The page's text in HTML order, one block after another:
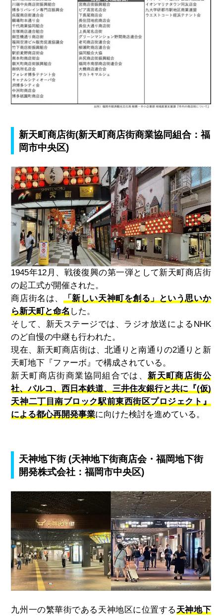
新天町商店街(新天町商店街商業協同組合：福
岡市中央区)
1945年12 月、戦後復興の第一弾として新天町商店街
の起工式が開催された。
商店街名は、 「新しい天神町を創る」という思いか
ら新天町と命名した。
そして、新天ステージでは、ラジオ放送による NHK
のど自慢の中継も行われた。
現在、新天町商店街は、北通りと南通りの2通りと新
天町地下『ファーボ』で構成されている。
新天町商店街商業協同組合では、新天町商店街公
社、パルコ、西日本鉄道、三井住友銀行と共に『(仮)
天神二丁目南ブロック駅前東西街区プロジェクト』
による都心再開発事業に向けた検討を進めている。
天神地下街 (天神地下街商店会・福岡地下街
開発株式会社：福岡市中央区)
九州一の繁華街である天神地区に位置する天神地下